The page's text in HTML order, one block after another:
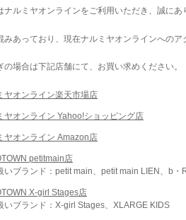
ナルミヤオンラインをご利用いただき、誠にあ
みあっており、現在ナルミヤオンラインへのア
の場合は下記店舗にて、お買い求めください。
ヤオンライン楽天市場店
ヤオンライン Yahoo!ショッピング店
ヤオンライン Amazon店
petitmain店
いブランド：petit main、petit main LIEN、b・
X-girl Stages店
いブランド：X-girl Stages、XLARGE KIDS